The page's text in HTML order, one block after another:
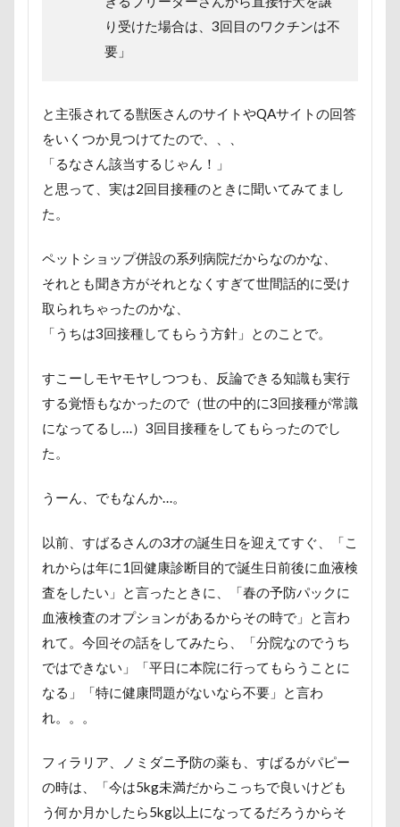
り受けた場合は、3回目のワクチンは不
要」
と主張されてる獣医さんのサイトやQAサイトの回答
をいくつか見つけてたので、、、
「るなさん該当するじゃん！」
と思って、実は2回目接種のときに聞いてみてまし
た。
ペットショップ併設の系列病院だからなのかな、
それとも聞き方がそれとなくすぎて世間話的に受け
取られちゃったのかな、
「うちは3回接種してもらう方針」とのことで。
すこーしモヤモヤしつつも、反論できる知識も実行
する覚悟もなかったので（世の中的に3回接種が常識
になってるし…）3回目接種をしてもらったのでし
た。
うーん、でもなんか…。
以前、すばるさんの3才の誕生日を迎えてすぐ、「こ
れからは年に1回健康診断目的で誕生日前後に血液検
査をしたい」と言ったときに、「春の予防パックに
血液検査のオプションがあるからその時で」と言わ
れて。今回その話をしてみたら、「分院なのでうち
ではできない」「平日に本院に行ってもらうことに
なる」「特に健康問題がないなら不要」と言わ
れ。。。
フィラリア、ノミダニ予防の薬も、すばるがパピー
の時は、「今は5kg未満だからこっちで良いけども
う何か月かしたら5kg以上になってるだろうからそ
リッチェル
リクくん
マロンちゃん
ムムちゃん
モコちゃｎ
メリーゴーラウンド
メイフェアちゃん
ミレちゃん
ミルクちゃん
ミルキーちゃん
モナカちゃん
リカちゃん
ラガーシャツ風ニット
ラヴィちゃん
ラテくん
ラッキーちゃん
ライラちゃん
モネちゃん
ライムちゃん
ライムくん
ライクくん
ヨーゼフくん
ヨギボー
ユウくん
モンブラン
苺ちゃん
英国淑女
若狭海浜公園
芦田愛菜
舐め舐め
茂来山
舎人公園ドッグラン
舎人公園
舌出し
自業自得
臨港パーク 腸閉塞
腕枕
脱出
能登 茂原市
茨城県
胡桃ちゃん
蕎麦屋
蕎麦 蓼科 茶花茶花
蓮田市
葛飾区
茶太郎くん 葉っぱ
落とし物